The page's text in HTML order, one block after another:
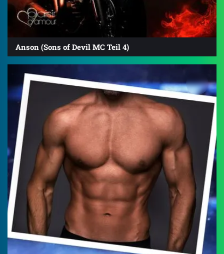
Anson (Sons of Devil MC Teil 4)